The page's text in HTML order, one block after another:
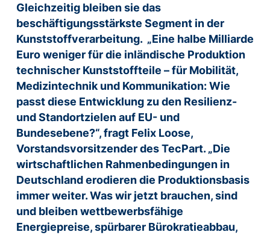
Gleichzeitig bleiben sie das
beschäftigungsstärkste Segment in der
Kunststoffverarbeitung. „Eine halbe Milliarde
Euro weniger für die inländische Produktion
technischer Kunststoffteile – für Mobilität,
Medizintechnik und Kommunikation: Wie
passt diese Entwicklung zu den Resilienz-
und Standortzielen auf EU- und
Bundesebene?“, fragt Felix Loose,
Vorstandsvorsitzender des TecPart. „Die
wirtschaftlichen Rahmenbedingungen in
Deutschland erodieren die Produktionsbasis
immer weiter. Was wir jetzt brauchen, sind
und bleiben wettbewerbsfähige
Energiepreise, spürbarer Bürokratieabbau,